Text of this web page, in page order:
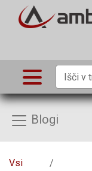
Blogi
Vsi